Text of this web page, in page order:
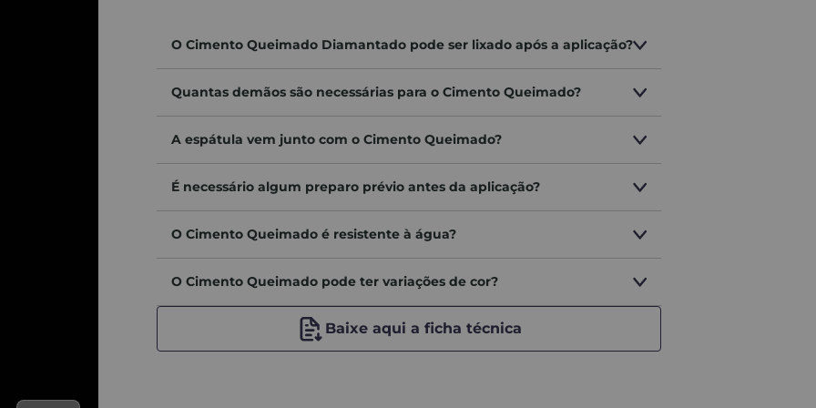
cuidado para não deixar alto relevo.
fatores, como: lote, dimensões do ambiente, iluminação, tipos de superfície e até mesmo as diversas resoluções de
isso, é muito importante lembrar que o nosso catálogo virtual é apenas referência, podendo existir divergência entre
de acordo com os lotes. Por isso, é muito importante, em caso de continuação de pintura, verificar a possibilidade
O Cimento Queimado Diamantado pode ser lixado após a aplicação?
Quantas demãos são necessárias para o Cimento Queimado?
A espátula vem junto com o Cimento Queimado?
É necessário algum preparo prévio antes da aplicação?
O Cimento Queimado é resistente à água?
O Cimento Queimado pode ter variações de cor?
baixe aqui a ficha técnica